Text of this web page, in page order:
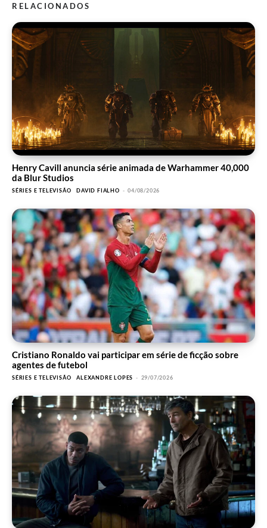
RELACIONADOS
Henry Cavill anuncia série animada de Warhammer 40,000
da Blur Studios
SÉRIES E TELEVISÃO DAVID FIALHO - 04/08/2026
Cristiano Ronaldo vai participar em série de ficção sobre
agentes de futebol
SÉRIES E TELEVISÃO ALEXANDRE LOPES - 29/07/2026